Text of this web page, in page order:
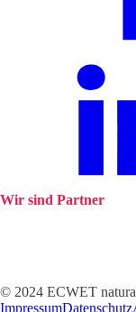
Wir sind Partner
© 2024 ECWET
ImpressumDatenschutz